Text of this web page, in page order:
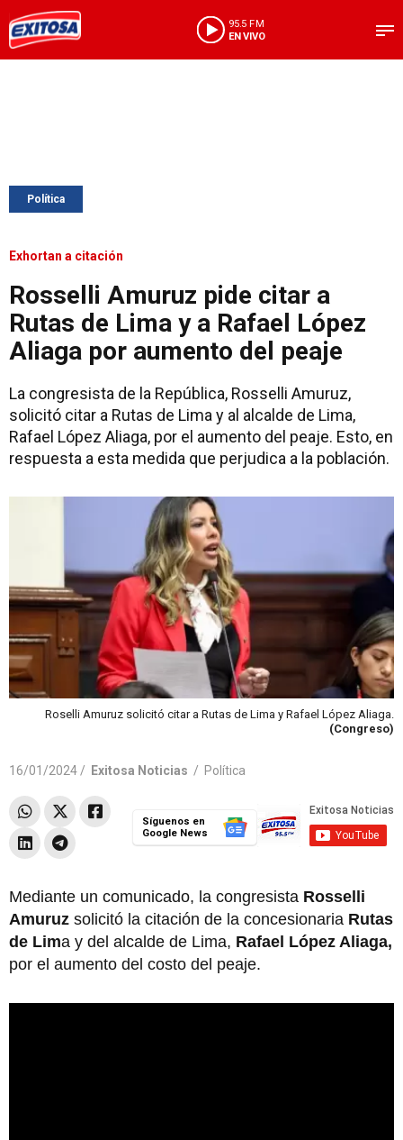
95.5 FM
EN VIVO
Política
Exhortan a citación
Rosselli Amuruz pide citar a
Rutas de Lima y a Rafael López
Aliaga por aumento del peaje
La congresista de la República, Rosselli Amuruz,
solicitó citar a Rutas de Lima y al alcalde de Lima,
Rafael López Aliaga, por el aumento del peaje. Esto, en
respuesta a esta medida que perjudica a la población.
Roselli Amuruz solicitó citar a Rutas de Lima y Rafael López Aliaga.
(Congreso)
16/01/2024 / Exitosa Noticias / Política
Síguenos en
Google News
Mediante un comunicado, la congresista Rosselli
Amuruz solicitó la citación de la concesionaria Rutas
de Lima y del alcalde de Lima, Rafael López Aliaga,
por el aumento del costo del peaje.